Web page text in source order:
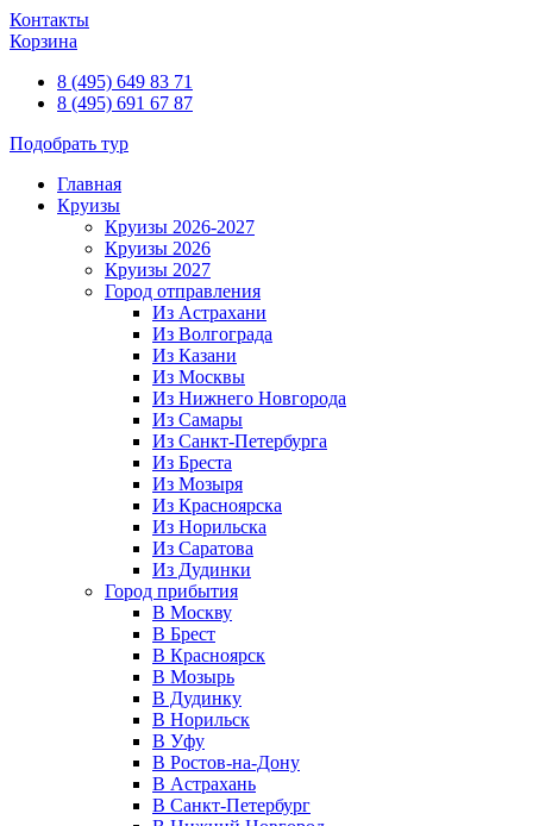
Контакты
Корзина
8 (495) 649 83 71
8 (495) 691 67 87
Подобрать тур
Главная
Круизы
Круизы 2026-2027
Круизы 2026
Круизы 2027
Город отправления
Из Астрахани
Из Волгограда
Из Казани
Из Москвы
Из Нижнего Новгорода
Из Самары
Из Санкт-Петербурга
Из Бреста
Из Мозыря
Из Красноярска
Из Норильска
Из Саратова
Из Дудинки
Город прибытия
В Москву
В Брест
В Красноярск
В Мозырь
В Дудинку
В Норильск
В Уфу
В Ростов-на-Дону
В Астрахань
В Санкт-Петербург